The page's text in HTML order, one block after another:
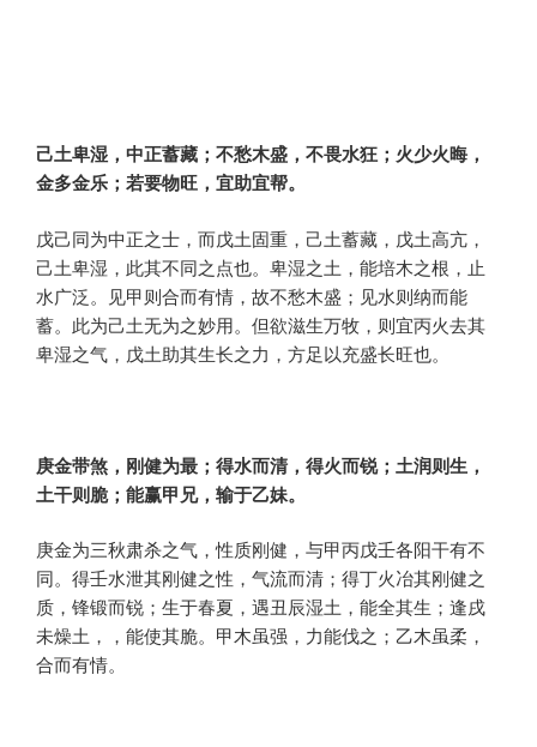
己土卑湿，中正蓄藏；不愁木盛，不畏水狂；火少火晦，
金多金乐；若要物旺，宜助宜帮。
戊己同为中正之士，而戊土固重，己土蓄藏，戊土高亢，
己土卑湿，此其不同之点也。卑湿之土，能培木之根，止
水广泛。见甲则合而有情，故不愁木盛；见水则纳而能
蓄。此为己土无为之妙用。但欲滋生万牧，则宜丙火去其
卑湿之气，戊土助其生长之力，方足以充盛长旺也。
庚金带煞，刚健为最；得水而清，得火而锐；土润则生，
土干则脆；能赢甲兄，输于乙妹。
庚金为三秋肃杀之气，性质刚健，与甲丙戊壬各阳干有不
同。得壬水泄其刚健之性，气流而清；得丁火冶其刚健之
质，锋锻而锐；生于春夏，遇丑辰湿土，能全其生；逢戌
未燥土，，能使其脆。甲木虽强，力能伐之；乙木虽柔，
合而有情。